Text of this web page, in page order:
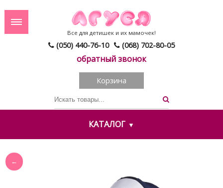
(050) 440-76-10 (068) 702-80-05
обратный звонок
Все для детишек и их мамочек!
Корзина
КАТАЛОГ